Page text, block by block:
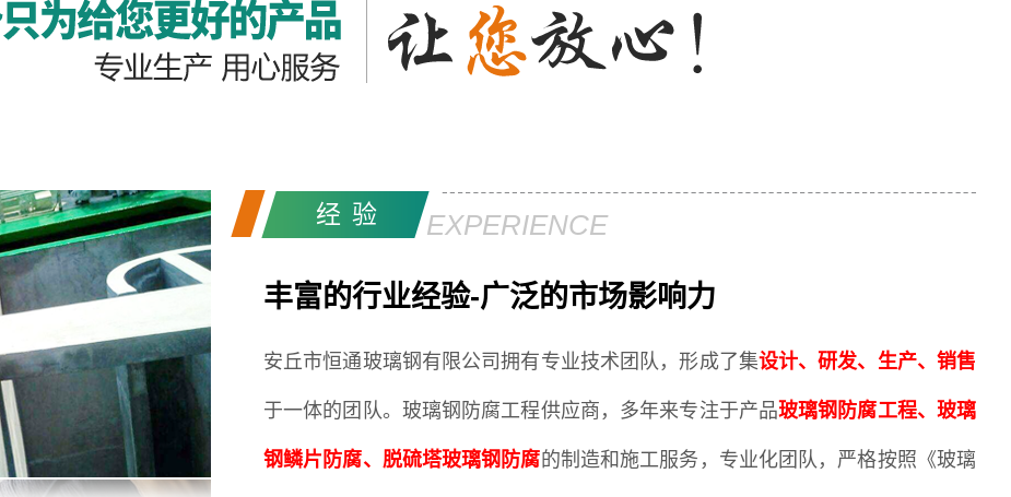
经验 EXPERIENCE
丰富的行业经验-广泛的市场影响力
安丘市恒通玻璃钢有限公司拥有专业技术团队，形成了集设计、研发、生产、销售
于一体的团队。 玻璃钢防腐工程供应商，多年来专注于产品玻璃钢防腐工程、玻璃
钢鳞片防腐、脱硫塔玻璃钢防腐的制造和施工服务，专业化团队，严格按照《玻璃